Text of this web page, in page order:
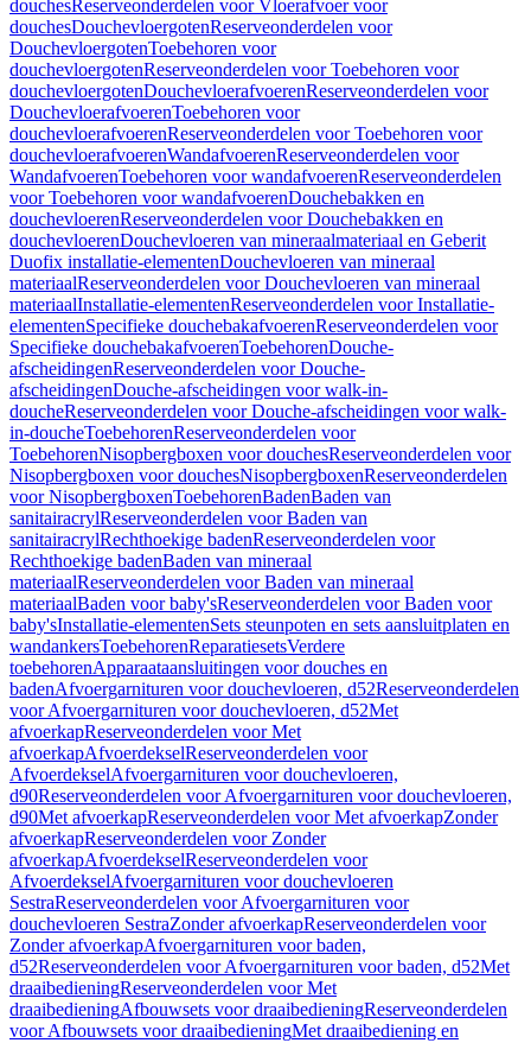
douchesReserveonderdelen voor Vloerafvoer voor
douchesDouchevloergotenReserveonderdelen voor
DouchevloergotenToebehoren voor
douchevloergotenReserveonderdelen voor Toebehoren voor
douchevloergotenDouchevloerafvoerenReserveonderdelen voor
DouchevloerafvoerenToebehoren voor
douchevloerafvoerenReserveonderdelen voor Toebehoren voor
douchevloerafvoerenWandafvoerenReserveonderdelen voor
WandafvoerenToebehoren voor wandafvoerenReserveonderdelen
voor Toebehoren voor wandafvoerenDouchebakken en
douchevloerenReserveonderdelen voor Douchebakken en
douchevloerenDouchevloeren van mineraalmateriaal en Geberit
Duofix installatie-elementenDouchevloeren van mineraal
materiaalReserveonderdelen voor Douchevloeren van mineraal
materiaalInstallatie-elementenReserveonderdelen voor Installatie-
elementenSpecifieke douchebakafvoerenReserveonderdelen voor
Specifieke douchebakafvoerenToebehorenDouche-
afscheidingenReserveonderdelen voor Douche-
afscheidingenDouche-afscheidingen voor walk-in-
doucheReserveonderdelen voor Douche-afscheidingen voor walk-
in-doucheToebehorenReserveonderdelen voor
ToebehorenNisopbergboxen voor douchesReserveonderdelen voor
Nisopbergboxen voor douchesNisopbergboxenReserveonderdelen
voor NisopbergboxenToebehorenBadenBaden van
sanitairacrylReserveonderdelen voor Baden van
sanitairacrylRechthoekige badenReserveonderdelen voor
Rechthoekige badenBaden van mineraal
materiaalReserveonderdelen voor Baden van mineraal
materiaalBaden voor baby'sReserveonderdelen voor Baden voor
baby'sInstallatie-elementenSets steunpoten en sets aansluitplaten en
wandankersToebehorenReparatiesetsVerdere
toebehorenApparaataansluitingen voor douches en
badenAfvoergarnituren voor douchevloeren, d52Reserveonderdelen
voor Afvoergarnituren voor douchevloeren, d52Met
afvoerkapReserveonderdelen voor Met
afvoerkapAfvoerdekselReserveonderdelen voor
AfvoerdekselAfvoergarnituren voor douchevloeren,
d90Reserveonderdelen voor Afvoergarnituren voor douchevloeren,
d90Met afvoerkapReserveonderdelen voor Met afvoerkapZonder
afvoerkapReserveonderdelen voor Zonder
afvoerkapAfvoerdekselReserveonderdelen voor
AfvoerdekselAfvoergarnituren voor douchevloeren
SestraReserveonderdelen voor Afvoergarnituren voor
douchevloeren SestraZonder afvoerkapReserveonderdelen voor
Zonder afvoerkapAfvoergarnituren voor baden,
d52Reserveonderdelen voor Afvoergarnituren voor baden, d52Met
draaibedieningReserveonderdelen voor Met
draaibedieningAfbouwsets voor draaibedieningReserveonderdelen
voor Afbouwsets voor draaibedieningMet draaibediening en